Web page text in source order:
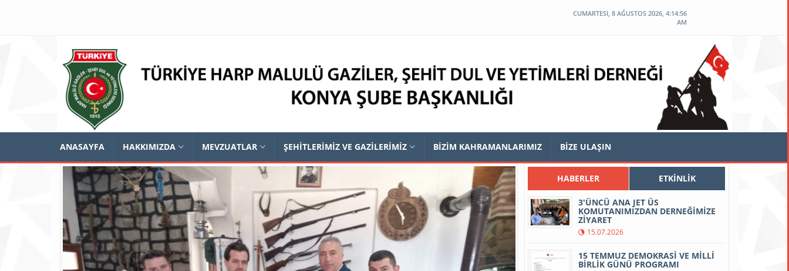
CUMARTESI, 8 AĞUSTOS 2026, 4:14:57
AM
ANASAYFA HAKKIMIZDA MEVZUATLAR ŞEHİTLERİMİZ VE GAZİLERİMİZ BİZİM KAHRAMANLARIMIZ BİZE ULAŞIN
HABERLER ETKİNLİK
3'ÜNCÜ ANA JET ÜS
KOMUTANIMIZDAN DERNEĞİMİZE
ZİYARET
15.07.2026
15 TEMMUZ DEMOKRASİ VE MİLLİ
BİRLİK GÜNÜ PROGRAMI